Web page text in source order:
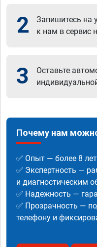
2
Запишитесь на
к нам в сервис
3
Оставьте
Почему нам
✅ Опыт — более 8
✅ Экспертность —
и диагностическим
✅ Надежность —
✅ Прозрачность —
телефону и